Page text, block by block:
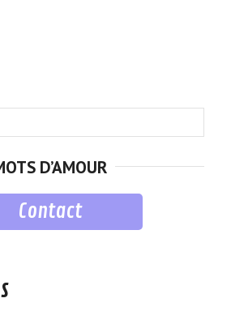
D’AMOUR
Contact